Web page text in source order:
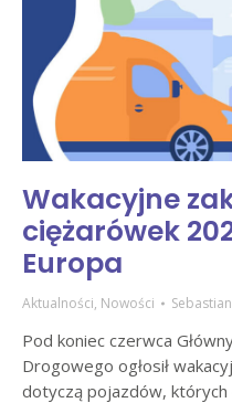
Wakacyjne
ciężarówek
Europa
Aktualności, Nowości
Pod koniec czerwca
Drogowego ogłosił
dotyczą pojazdów, których